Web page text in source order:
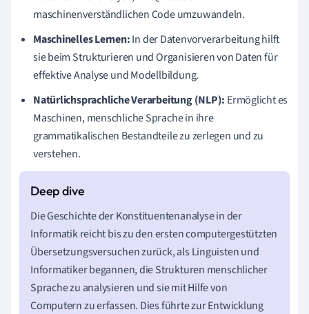
maschinenverständlichen Code umzuwandeln.
Maschinelles Lernen:In der Datenvorverarbeitung hilft
sie beim Strukturieren und Organisieren von Daten für
effektive Analyse und Modellbildung.
Natürlichsprachliche Verarbeitung (NLP): Ermöglicht es
Maschinen, menschliche Sprache in ihre
grammatikalischen Bestandteile zu zerlegen und zu
verstehen.
Die Geschichte der Konstituentenanalyse in der
Informatik reicht bis zu den ersten computergestützten
Übersetzungsversuchen zurück, als Linguisten und
Informatiker begannen, die Strukturen menschlicher
Sprache zu analysieren und sie mit Hilfe von
Computern zu erfassen. Dies führte zur Entwicklung